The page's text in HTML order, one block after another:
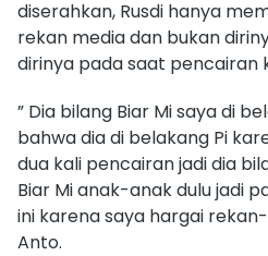
diserahkan, Rusdi hanya
rekan media dan bukan
dirinya pada saat pencairan
” Dia bilang Biar Mi saya di
bahwa dia di belakang Pi
dua kali pencairan jadi dia
Biar Mi anak-anak dulu jadi
ini karena saya hargai
Anto.